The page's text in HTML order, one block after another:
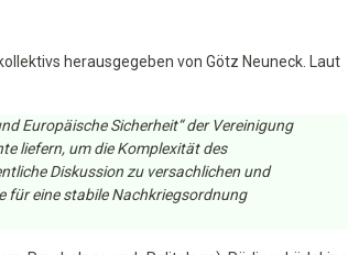
herausgegeben von Götz Neuneck. Laut
Europäische Sicherheit“ der Vereinigung
liefern, um die Komplexität des
Diskussion zu versachlichen und
für eine stabile Nachkriegsordnung